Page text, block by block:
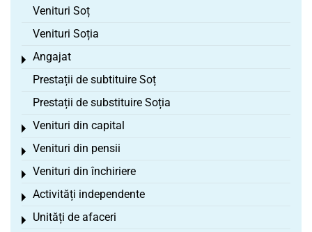
Venituri Soț
Venituri Soția
Angajat
Toggle menu
Prestații de subtituire Soț
Prestații de substituire Soția
Venituri din capital
Toggle menu
Venituri din pensii
Toggle menu
Venituri din închiriere
Toggle menu
Activități independente
Toggle menu
Unități de afaceri
Toggle menu